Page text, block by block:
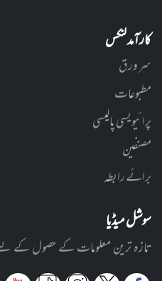
کارآمد لنکس
سر ورق
مطبوعات
پرائیویسی پالیسی
مصنفین
برائے رابطہ
سوشل میڈیا
تازہ ترین معلومات کے حصول کے